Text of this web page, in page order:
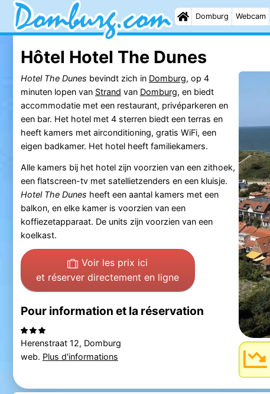
Domburg Webcam
Hôtel Hotel The Dunes
Hotel The Dunes bevindt zich in Domburg, op 4
minuten lopen van Strand van Domburg, en biedt
accommodatie met een restaurant, privéparkeren en
een bar. Het hotel met 4 sterren biedt een terras en
heeft kamers met airconditioning, gratis WiFi, een
eigen badkamer. Het hotel heeft familiekamers.
Alle kamers bij het hotel zijn voorzien van een zithoek,
een flatscreen-tv met satellietzenders en een kluisje.
Hotel The Dunes heeft een aantal kamers met een
balkon, en elke kamer is voorzien van een
koffiezetapparaat. De units zijn voorzien van een
koelkast.
Voir les prix ici
et réserver directement en ligne
Pour information et la réservation
Herenstraat 12, Domburg
web. Plus d'informations